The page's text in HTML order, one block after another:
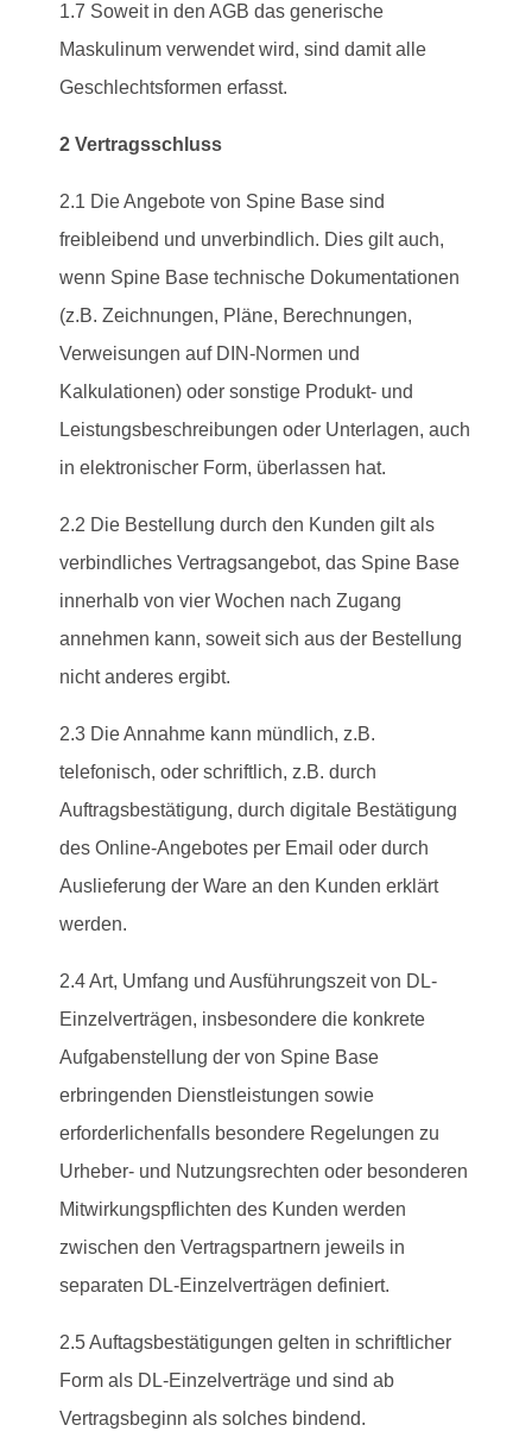
1.7 Soweit in den AGB das generische
Maskulinum verwendet wird, sind damit alle
Geschlechtsformen erfasst.
2 Vertragsschluss
2.1 Die Angebote von Spine Base sind
freibleibend und unverbindlich. Dies gilt auch,
wenn Spine Base technische Dokumentationen
(z.B. Zeichnungen, Pläne, Berechnungen,
Verweisungen auf DIN-Normen und
Kalkulationen) oder sonstige Produkt- und
Leistungsbeschreibungen oder Unterlagen, auch
in elektronischer Form, überlassen hat.
2.2 Die Bestellung durch den Kunden gilt als
verbindliches Vertragsangebot, das Spine Base
innerhalb von vier Wochen nach Zugang
annehmen kann, soweit sich aus der Bestellung
nicht anderes ergibt.
2.3 Die Annahme kann mündlich, z.B.
telefonisch, oder schriftlich, z.B. durch
Auftragsbestätigung, durch digitale Bestätigung
des Online-Angebotes per Email oder durch
Auslieferung der Ware an den Kunden erklärt
werden.
2.4 Art, Umfang und Ausführungszeit von DL-
Einzelverträgen, insbesondere die konkrete
Aufgabenstellung der von Spine Base
erbringenden Dienstleistungen sowie
erforderlichenfalls besondere Regelungen zu
Urheber- und Nutzungsrechten oder besonderen
Mitwirkungspflichten des Kunden werden
zwischen den Vertragspartnern jeweils in
separaten DL-Einzelverträgen definiert.
2.5 Auftagsbestätigungen gelten in schriftlicher
Form als DL-Einzelverträge und sind ab
Vertragsbeginn als solches bindend.